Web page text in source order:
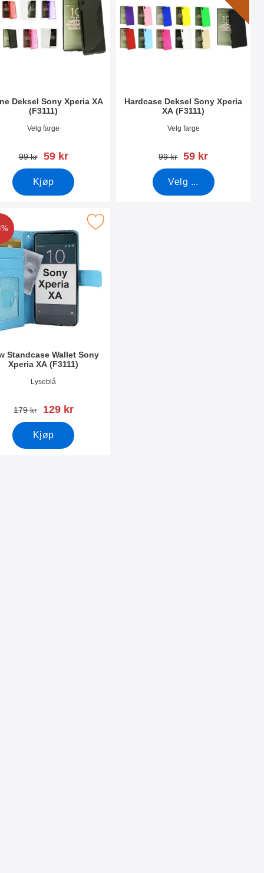
Deksel Sony Xperia XA
(F3111)
18335
Velg farge
gammel pris
99 kr ny pris
59 kr
Kjøp
Hardcase Deksel Sony Xperia
XA (F3111)
Varenummer 18342
Velg farge
gammel pris
99 kr ny pris
59 kr
Velg ...
som favoritt
Standcase Wallet Sony
Xperia XA (F3111)
38949
Lyseblå
gammel pris
179 kr ny pris
129 kr
Kjøp
Wallet Sony Xperia XA (F3111) som favoritt